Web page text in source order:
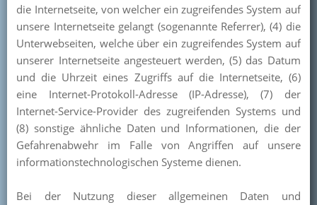
die Internetseite, von welcher ein zugreifendes System auf
unsere Internetseite gelangt (sogenannte Referrer), (4) die
Unterwebseiten, welche über ein zugreifendes System auf
unserer Internetseite angesteuert werden, (5) das Datum
und die Uhrzeit eines Zugriffs auf die Internetseite, (6)
eine Internet-Protokoll-Adresse (IP-Adresse), (7) der
Internet-Service-Provider des zugreifenden Systems und
(8) sonstige ähnliche Daten und Informationen, die der
Gefahrenabwehr im Falle von Angriffen auf unsere
informationstechnologischen Systeme dienen.
Bei der Nutzung dieser allgemeinen Daten und